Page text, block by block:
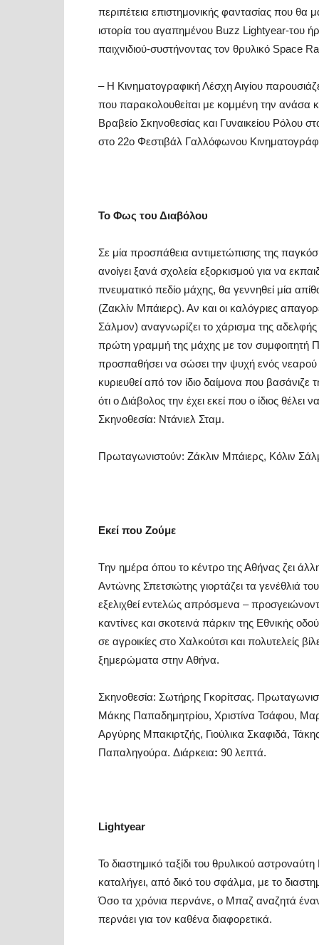
περιπέτεια επιστημονικής φαντασίας που
ιστορία του αγαπημένου Buzz Lightyear-του
παιχνιδιού-συστήνοντας τον θρυλικό Space
– Η Κινηματογραφική Λέσχη Αιγίου
που παρακολουθείται με κομμένη την ανάσα
Βραβείο Σκηνοθεσίας και Γυναικείου Ρόλου
στο 22ο Φεστιβάλ Γαλλόφωνου
Το Φως του Διαβόλου
Σε μία προσπάθεια αντιμετώπισης της
ανοίγει ξανά σχολεία εξορκισμού για να
πνευματικό πεδίο μάχης, θα γεννηθεί μία
(Ζακλίν Μπάιερς). Αν και οι καλόγριες
Σάλμον) αναγνωρίζει το χάρισμα της
πρώτη γραμμή της μάχης με τον συμφοιτητή
προσπαθήσει να σώσει την ψυχή ενός νεαρού
κυριευθεί από τον ίδιο δαίμονα που βασάνιζε
ότι ο Διάβολος την έχει εκεί που ο ίδιος θέλει
Σκηνοθεσία: Ντάνιελ Σταμ.
Πρωταγωνιστούν: Ζάκλιν Μπάιερς, Κόλιν
Εκεί που Ζούμε
Tην ημέρα όπου το κέντρο της Αθήνας ζει
Αντώνης Σπετσιώτης γιορτάζει τα γενέθλιά
εξελιχθεί εντελώς απρόσμενα –
καντίνες και σκοτεινά πάρκιν της Εθνικής
σε αγροικίες στο Χαλκούτσι και πολυτελείς
ξημερώματα στην Αθήνα.
Σκηνοθεσία: Σωτήρης Γκορίτσας.
Μάκης Παπαδημητρίου, Χριστίνα Τσάφου,
Αργύρης Μπακιρτζής, Γιούλικα Σκαφιδά,
Παπαληγούρα. Διάρκεια: 90 λεπτά.
Lightyear
Το διαστημικό ταξίδι του θρυλικού
καταλήγει, από δικό του σφάλμα, με το
Όσο τα χρόνια περνάνε, ο Μπαζ αναζητά
περνάει για τον καθένα διαφορετικά.